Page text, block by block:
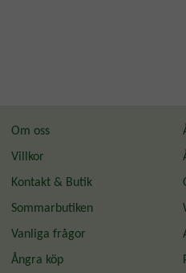
Om oss
Villkor
Kontakt & Butik
Sommarbutiken
Vanliga frågor
Ångra köp